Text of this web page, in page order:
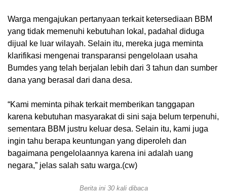
Warga mengajukan pertanyaan terkait ketersediaan BBM
yang tidak memenuhi kebutuhan lokal, padahal diduga
dijual ke luar wilayah. Selain itu, mereka juga meminta
klarifikasi mengenai transparansi pengelolaan usaha
Bumdes yang telah berjalan lebih dari 3 tahun dan sumber
dana yang berasal dari dana desa.
“Kami meminta pihak terkait memberikan tanggapan
karena kebutuhan masyarakat di sini saja belum terpenuhi,
sementara BBM justru keluar desa. Selain itu, kami juga
ingin tahu berapa keuntungan yang diperoleh dan
bagaimana pengelolaannya karena ini adalah uang
negara,” jelas salah satu warga.(cw)
Berita ini 30 kali dibaca